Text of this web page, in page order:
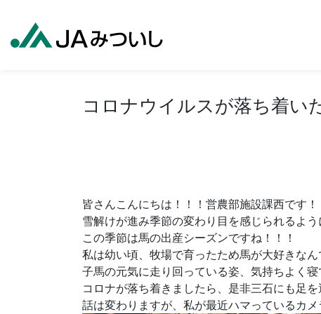
コロナウイルスが落ち着い
皆さんこんにちは！！！営農部施設課西です！
雪解けが進み季節の変わり目を感じられるよう
この季節は馬の出産シーズンですね！！！
私は幼い頃、牧場で育ったため馬が大好きな
子馬の元気に走り回っている姿、気持ちよく
コロナが落ち着きましたら、是非三石にも足
話は変わりますが、私が最近ハマっているカ